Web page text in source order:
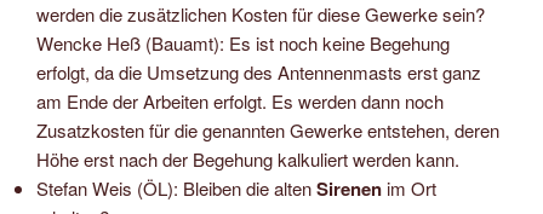
werden die zusätzlichen Kosten für diese Gewerke sein?
Wencke Heß (Bauamt): Es ist noch keine Begehung
erfolgt, da die Umsetzung des Antennenmasts erst ganz
am Ende der Arbeiten erfolgt. Es werden dann noch
Zusatzkosten für die genannten Gewerke entstehen, deren
Höhe erst nach der Begehung kalkuliert werden kann.
Stefan Weis (ÖL): Bleiben die altenSirenenim Ort